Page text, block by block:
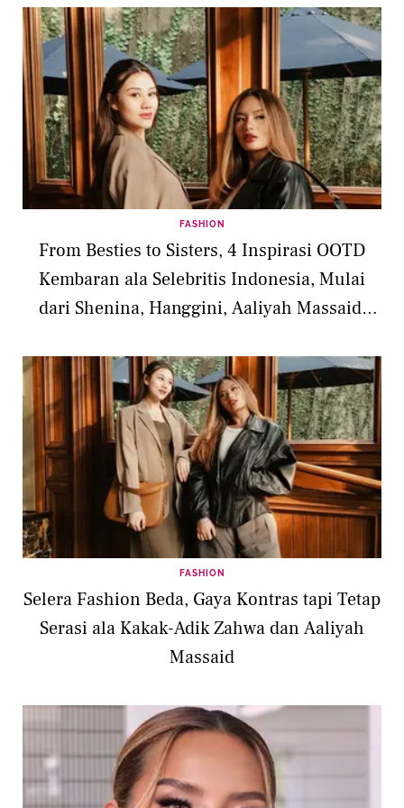
FASHION
From Besties to Sisters, 4 Inspirasi OOTD
Kembaran ala Selebritis Indonesia, Mulai
dari Shenina, Hanggini, Aaliyah Massaid,
FASHION
Selera Fashion Beda, Gaya Kontras tapi Tetap
Serasi ala Kakak-Adik Zahwa dan Aaliyah
Massaid